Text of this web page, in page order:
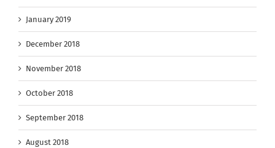
January 2019
December 2018
November 2018
October 2018
September 2018
August 2018